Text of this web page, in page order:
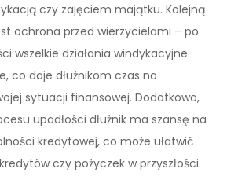
czy zajęciem majątku. Kolejną
ochrona przed wierzycielami – po
wszelkie działania windykacyjne
co daje dłużnikom czas na
sytuacji finansowej. Dodatkowo,
upadłości dłużnik ma szansę na
kredytowej, co może ułatwić
czy pożyczek w przyszłości.